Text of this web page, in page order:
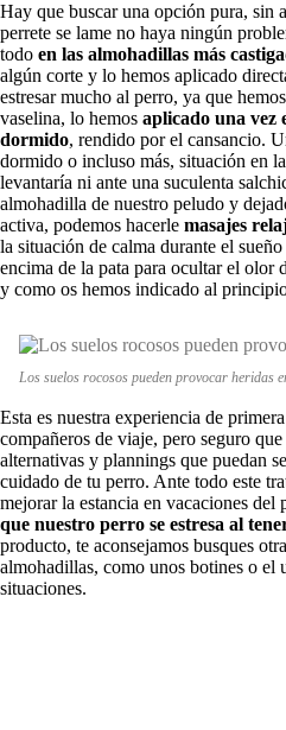
Hay que buscar una opción pura, sin
perrete se lame no haya ningún
todo en las almohadillas más
algún corte y lo hemos aplicado
estresar mucho al perro, ya que
vaselina, lo hemos aplicado una vez
dormido, rendido por el cansancio.
dormido o incluso más, situación en
levantaría ni ante una suculenta
almohadilla de nuestro peludo y
activa, podemos hacerle masajes
la situación de calma durante el
encima de la pata para ocultar el olor
y como os hemos indicado al
Los suelos rocosos pueden provocar heridas
Esta es nuestra experiencia de
compañeros de viaje, pero seguro
alternativas y plannings que puedan
cuidado de tu perro. Ante todo este
mejorar la estancia en vacaciones del
que nuestro perro se estresa al
producto, te aconsejamos busques
almohadillas, como unos botines o el
situaciones.